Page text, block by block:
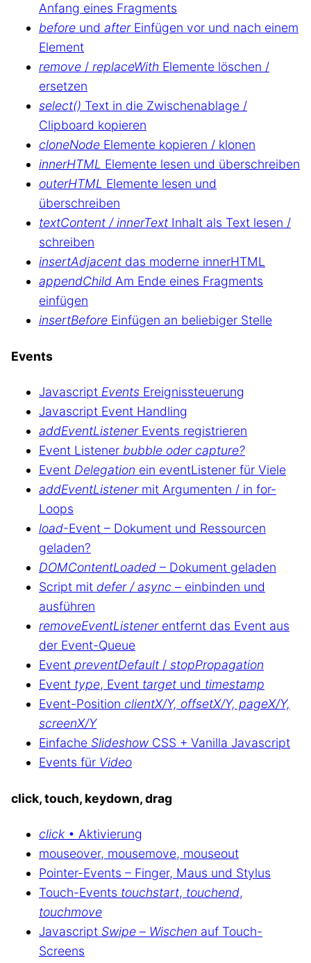
Anfang eines Fragments
before und afterEinfügen vor und nach einem
Element
remove / replaceWith Elemente löschen /
ersetzen
select() Text in die Zwischenablage /
Clipboard kopieren
cloneNode Elemente kopieren / klonen
innerHTML Elemente lesen und überschreiben
outerHTML Elemente lesen und
überschreiben
textContent / innerText Inhalt als Text lesen /
schreiben
insertAdjacent das moderne innerHTML
appendChild Am Ende eines Fragments
einfügen
insertBefore Einfügen an beliebiger Stelle
Events
Javascript Events Ereignissteuerung
Javascript Event Handling
addEventListenerEvents registrieren
Event Listener bubble oder capture?
Event Delegation ein eventListener für Viele
addEventListenermit Argumenten / in for-
Loops
load-Event – Dokument und Ressourcen
geladen?
DOMContentLoaded – Dokument geladen
Script mit defer / async – einbinden und
ausführen
removeEventListenerentfernt das Event aus
der Event-Queue
Event preventDefault / stopPropagation
Event type, Event target und timestamp
Event-Position clientX/Y, offsetX/Y, pageX/Y,
screenX/Y
Einfache Slideshow CSS + Vanilla Javascript
Events für Video
click, touch, keydown, drag
click • Aktivierung
mouseover, mousemove, mouseout
Pointer-Events – Finger, Maus und Stylus
Touch-Events touchstart, touchend,
touchmove
Javascript Swipe – Wischen auf Touch-
Screens